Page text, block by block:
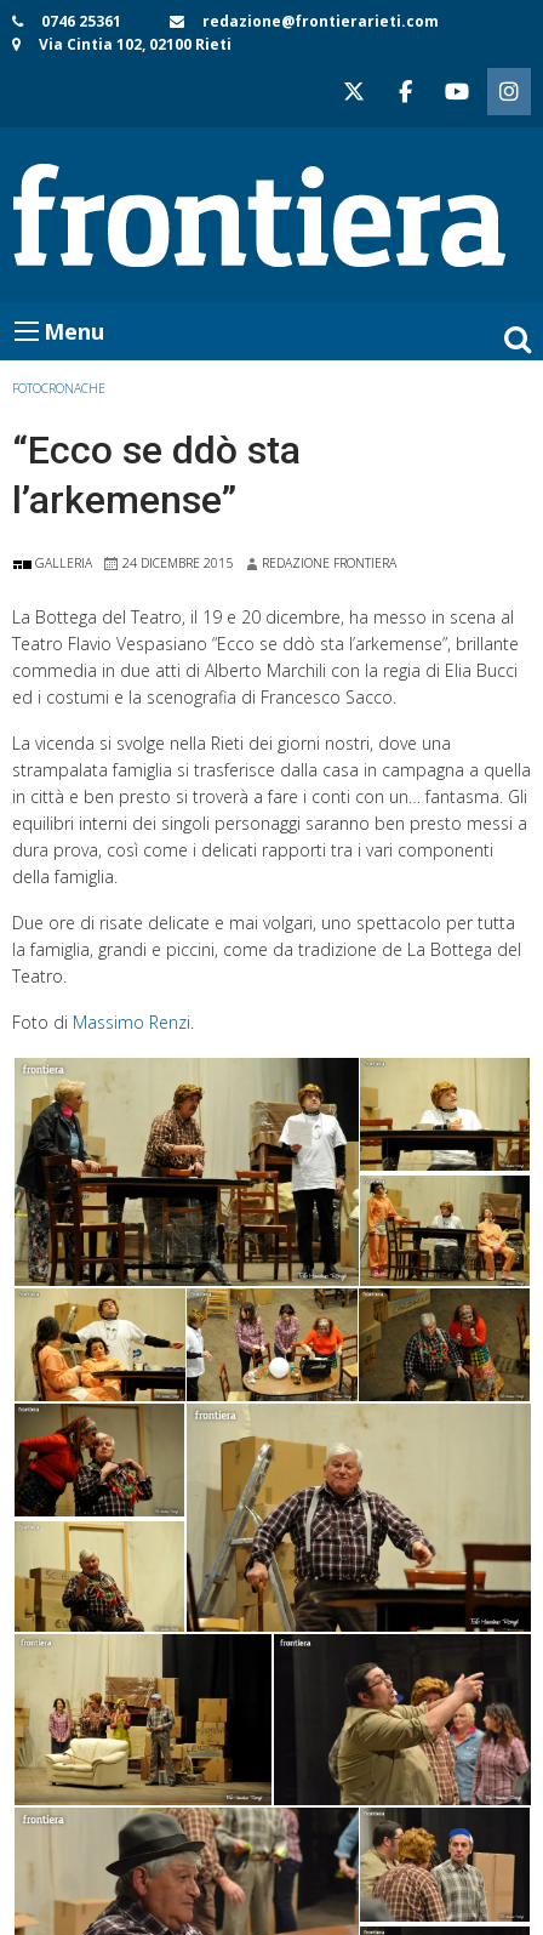
Skip
to
0746 25361
redazione@frontierarieti.com
Via Cintia 102, 02100 Rieti
Menu
FOTOCRONACHE
“Ecco se ddò sta
l’arkemense”
GALLERIA 24 DICEMBRE 2015 REDAZIONE FRONTIERA
La Bottega del Teatro, il 19 e 20 dicembre, ha messo in scena al
Teatro Flavio Vespasiano “Ecco se ddò sta l’arkemense”, brillante
commedia in due atti di Alberto Marchili con la regia di Elia Bucci
ed i costumi e la scenografia di Francesco Sacco.
La vicenda si svolge nella Rieti dei giorni nostri, dove una
strampalata famiglia si trasferisce dalla casa in campagna a quella
in città e ben presto si troverà a fare i conti con un… fantasma. Gli
equilibri interni dei singoli personaggi saranno ben presto messi a
dura prova, così come i delicati rapporti tra i vari componenti
della famiglia.
Due ore di risate delicate e mai volgari, uno spettacolo per tutta
la famiglia, grandi e piccini, come da tradizione de La Bottega del
Teatro.
Foto di Massimo Renzi